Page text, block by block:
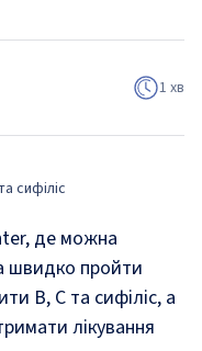
1 хв
сифіліс
де можна
швидко пройти
В, С та сифіліс, а
лікування